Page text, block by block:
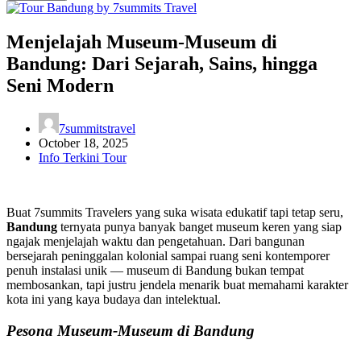
Menjelajah Museum-Museum di
Bandung: Dari Sejarah, Sains, hingga
Seni Modern
7summitstravel
October 18, 2025
Info Terkini Tour
Buat 7summits Travelers yang suka wisata edukatif tapi tetap seru,
Bandung ternyata punya banyak banget museum keren yang siap
ngajak menjelajah waktu dan pengetahuan. Dari bangunan
bersejarah peninggalan kolonial sampai ruang seni kontemporer
penuh instalasi unik — museum di Bandung bukan tempat
membosankan, tapi justru jendela menarik buat memahami karakter
kota ini yang kaya budaya dan intelektual.
Pesona Museum-Museum di Bandung